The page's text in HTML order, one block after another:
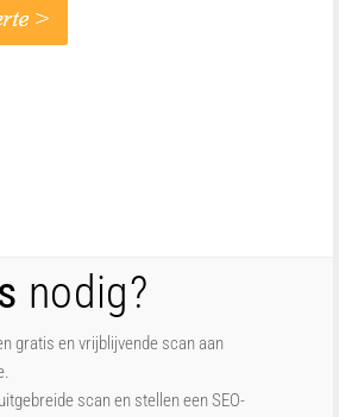
nodig?
gratis en vrijblijvende scan aan
scan en stellen een SEO-